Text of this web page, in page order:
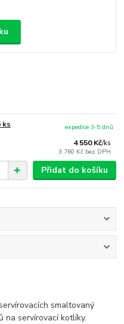
ks
4 550 Kč/ks
3 760 Kč bez DPH
expedice 3-5 dnů
Přidat do košíku
smaltovaný
na servírovací kotlíky.